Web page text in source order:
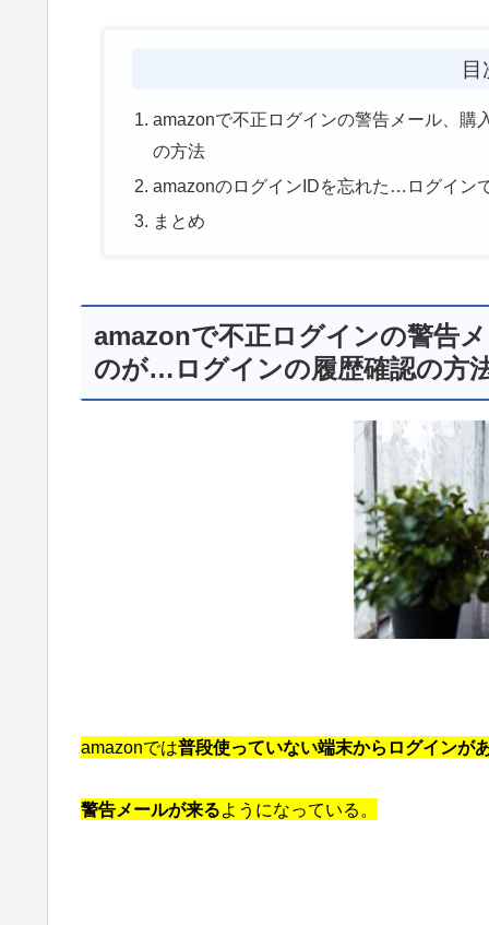
目
amazonで不正ログインの警告メール、
の方法
amazonのログインIDを忘れた…ログイン
まとめ
amazonで不正ログインの警告
のが…ログインの履歴確認の方
amazonでは普段使っていない端末からログインが
警告メールが来るようになっている。